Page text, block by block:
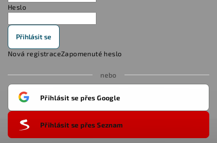
Heslo
Přihlásit se
Nová registraceZapomenuté heslo
nebo
Přihlásit se přes Google
Přihlásit se přes Seznam